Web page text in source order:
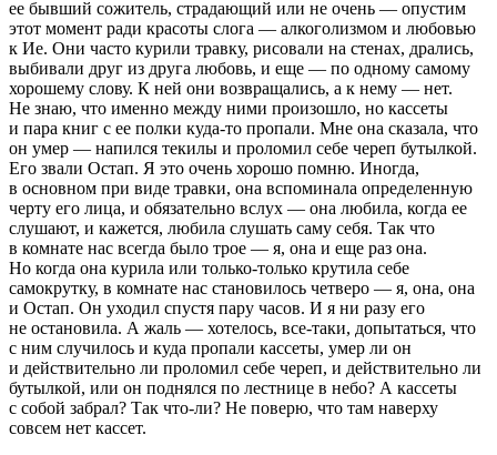
ее бывший сожитель, страдающий или не очень — опустим
этот момент ради красоты слога — алкоголизмом и любовью
к Ие. Они часто курили травку, рисовали на стенах, дрались,
выбивали друг из друга любовь, и еще — по одному самому
хорошему слову. К ней они возвращались, а к нему — нет.
Не знаю, что именно между ними произошло, но кассеты
и пара книг с ее полки куда-то пропали. Мне она сказала, что
он умер — напился текилы и проломил себе череп бутылкой.
Его звали Остап. Я это очень хорошо помню. Иногда,
в основном при виде травки, она вспоминала определенную
черту его лица, и обязательно вслух — она любила, когда ее
слушают, и кажется, любила слушать саму себя. Так что
в комнате нас всегда было трое — я, она и еще раз она.
Но когда она курила или только-только крутила себе
самокрутку, в комнате нас становилось четверо — я, она, она
и Остап. Он уходил спустя пару часов. И я ни разу его
не остановила. А жаль — хотелось, все-таки, допытаться, что
с ним случилось и куда пропали кассеты, умер ли он
и действительно ли проломил себе череп, и действительно ли
бутылкой, или он поднялся по лестнице в небо? А кассеты
с собой забрал? Так что-ли? Не поверю, что там наверху
совсем нет кассет.